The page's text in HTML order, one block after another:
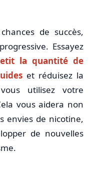
de succès,
Essayez
la quantité de
et réduisez la
utilisez votre
vous aidera non
envies de nicotine,
de nouvelles